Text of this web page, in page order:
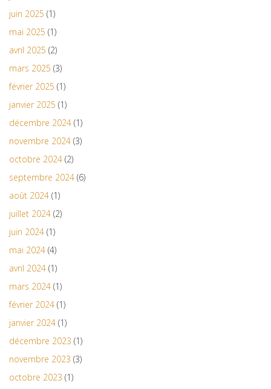
juin 2025 (1)
mai 2025 (1)
avril 2025 (2)
mars 2025 (3)
février 2025 (1)
janvier 2025 (1)
décembre 2024 (1)
novembre 2024 (3)
octobre 2024 (2)
septembre 2024 (6)
août 2024 (1)
juillet 2024 (2)
juin 2024 (1)
mai 2024 (4)
avril 2024 (1)
mars 2024 (1)
février 2024 (1)
janvier 2024 (1)
décembre 2023 (1)
novembre 2023 (3)
octobre 2023 (1)